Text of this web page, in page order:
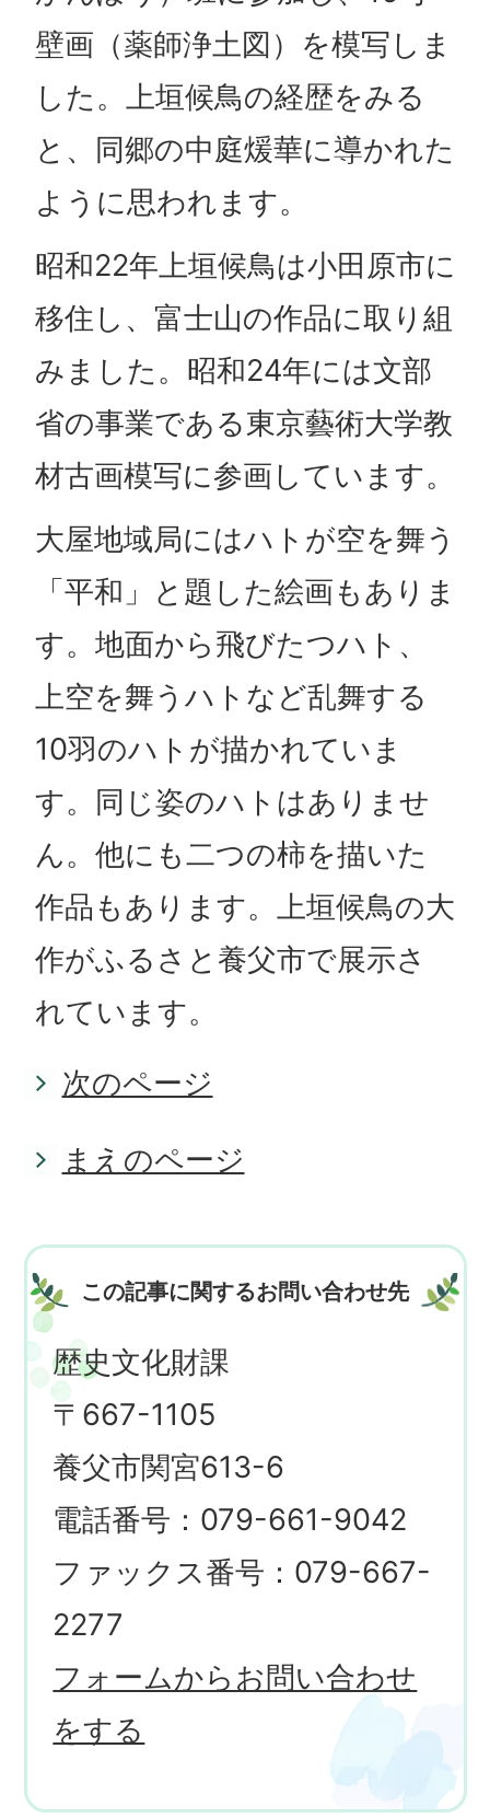
壁画（薬師浄土図）を模写しま
した。上垣候鳥の経歴をみる
と、同郷の中庭煖華に導かれた
ように思われます。
昭和22年上垣候鳥は小田原市に
移住し、富士山の作品に取り組
みました。昭和24年には文部
省の事業である東京藝術大学教
材古画模写に参画しています。
大屋地域局にはハトが空を舞う
「平和」と題した絵画もありま
す。地面から飛びたつハト、
上空を舞うハトなど乱舞する
10羽のハトが描かれていま
す。同じ姿のハトはありませ
ん。他にも二つの柿を描いた
作品もあります。上垣候鳥の大
作がふるさと養父市で展示さ
れています。
次のページ
まえのページ
この記事に関するお問い合わせ先
歴史文化財課
〒667-1105
養父市関宮613-6
電話番号：079-661-9042
ファックス番号：079-667-
2277
フォームからお問い合わせ
をする